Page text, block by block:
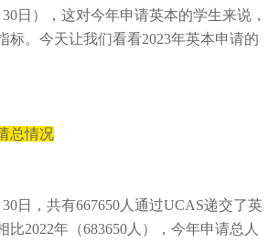
30日）， 这对今年申请英本的学生来说，
标。今天让我们看看2023年英本申请的
总情况
30日，共有667650 人通过UCAS递交了英
比2022年 （683650 人）
，今年申请总人